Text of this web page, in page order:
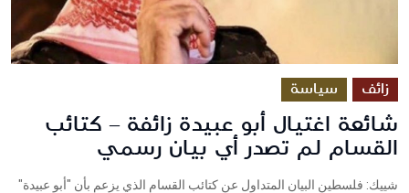
زائف سياسة
شائعة اغتيال أبو عبيدة زائفة – كتائب
القسام لم تصدر أي بيان رسمي
شييك: فلسطين البيان المتداول عن كتائب القسام الذي يزعم بأن "أبو عبيدة"